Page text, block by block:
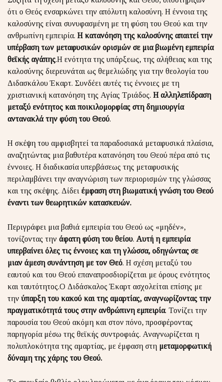
ότι ο Θεός ενσαρκώνει την απόλυτη καλοσύνη. Η έννοια της
καλοσύνης είναι συνυφασμένη με τη φύση του Θεού και την
ανθρωπίνη εμπειρία. Η κατανόηση της καλοσύνης απαιτεί την
υπέρβαση των μεταφυσικών ορισμών σε μια βιωμένη εμπειρία
θεϊκής αγάπης.Η ενότητα της υπάρξεως, της αλήθειας και της
καλοσύνης διερευνάται ως θεμελιώδης για την θεολογία του
Διδασκάλου Έκαρτ. Συνδέει αυτές τις έννοιες με τη
χριστιανική κατανόηση της Αγίας Τριάδος. Η αλληλεπίδραση
μεταξύ ενότητος και ποικιλομορφίας στη δημιουργία
αντανακλά την φύση του Θεού.
Η σκέψη του αμφισβητεί τα παραδοσιακά μεταφυσικά πλαίσια,
αναζητώντας μια βαθυτέρα κατανόηση του Θεού πέρα ​​από τις
έννοιες. Η διαδικασία υπερβάσεως της μεταφυσικής
περιλαμβάνει την αναγνώριση των περιορισμών της γλώσσας
και της σκέψης. Δίδει έμφαση στη βιωματική γνώση του Θεού
έναντι των θεωρητικών κατασκευών.
Περιγράφει μια βαθιά εμπειρία του Θεού ως «μηδέν»,
τονίζοντας την άφατη φύση του θείου. Αυτή η εμπειρία
υπερβαίνει όλες τις έννοιες και τη γλώσσα, οδηγώντας σε
μιαν άμεση συνάντηση με τον Θεό. Η σχέση μεταξύ του
εαυτού και του Θεού επαναπροσδιορίζεται με όρους ενότητος
και ταυτότητος.Ο Διδάσκαλος Έκαρτ ασχολείται επίσης με
τηνύπαρξη του κακού και της αμαρτίας, αναγνωρίζοντας την
πραγματικότητά τους στην ανθρώπινη εμπειρία. Τονίζει την
παρουσία του Θεού ακόμη και στον πόνο, προσφέροντας
παρηγορία μέσω της θεϊκής συντροφιάς. Αναγνωρίζεται η
πολυπλοκότητα της αμαρτίας, με έμφαση στη μεταμορφωτική
δύναμη της χάρης του Θεού.